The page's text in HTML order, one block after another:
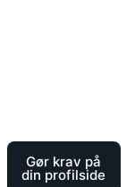
Gør krav på
din profilside